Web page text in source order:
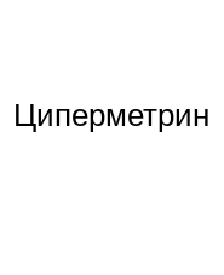
Циперметрин